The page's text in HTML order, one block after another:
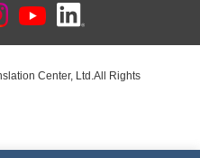
Center, Ltd.All Rights